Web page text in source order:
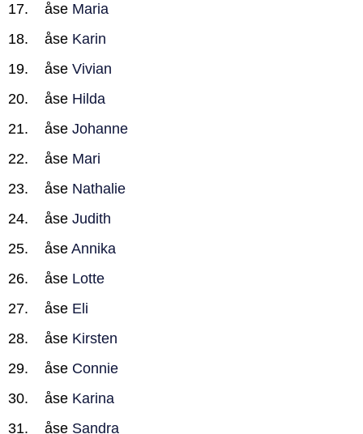
åse Maria
åse Karin
åse Vivian
åse Hilda
åse Johanne
åse Mari
åse Nathalie
åse Judith
åse Annika
åse Lotte
åse Eli
åse Kirsten
åse Connie
åse Karina
åse Sandra